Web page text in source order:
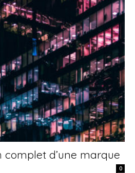
complet d’une marque
0